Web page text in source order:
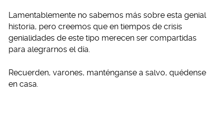
Lamentablemente no sabemos más sobre esta genial
historia, pero creemos que en tiempos de crisis
genialidades de este tipo merecen ser compartidas
para alegrarnos el día.
Recuerden, varones, manténganse a salvo, quédense
en casa.